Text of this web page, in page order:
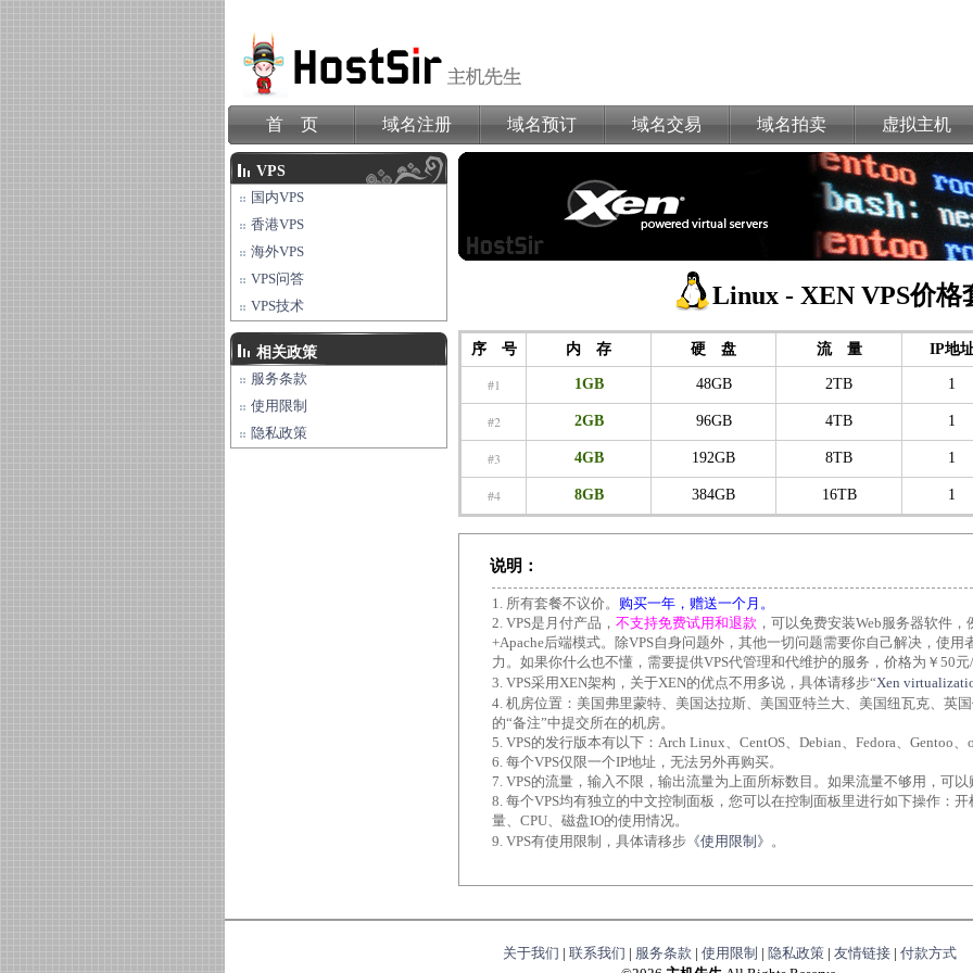
首 页 域名注册 域名预订 域名交易 域名拍卖 虚拟主机
VPS
国内VPS
香港VPS
海外VPS
VPS问答
VPS技术
相关政策
服务条款
使用限制
隐私政策
Linux - XEN VPS价格
序 号 内 存 硬 盘 流 量 IP地
#1 1GB 48GB 2TB 1
#2 2GB 96GB 4TB 1
#3 4GB 192GB 8TB 1
#4 8GB 384GB 16TB 1
说明：
1. 所有套餐不议价。 购买一年，赠送一个月。
2. VPS是月付产品， 不支持免费试用和退款 ，可以免费安装Web服务器软件
+Apache后端模式。除VPS自身问题外，其他一切问题需要你自己解决，使
力。如果你什么也不懂，需要提供VPS代管理和代维护的服务，价格为￥50
3. VPS采用XEN架构，关于XEN的优点不用多说，具体请移步“Xen
4. 机房位置：美国弗里蒙特、美国达拉斯、美国亚特兰大、美国纽瓦克、英
的“备注”中提交所在的机房。
5. VPS的发行版本有以下：Arch Linux、CentOS、Debian、Fedora、Gentoo、
6. 每个VPS仅限一个IP地址，无法另外再购买。
7. VPS的流量，输入不限，输出流量为上面所标数目。如果流量不够用，可
8. 每个VPS均有独立的中文控制面板，您可以在控制面板里进行如下操作：
量、CPU、磁盘IO的使用情况。
9. VPS有使用限制，具体请移步 《使用限制》 。
关于我们 | 联系我们 | 服务条款 | 使用限制 | 隐私政策 | 友情链接 | 付款方式